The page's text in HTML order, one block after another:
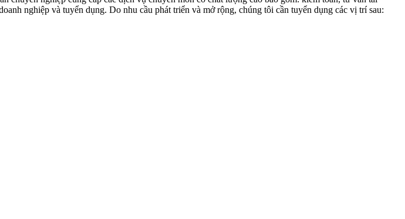
nghiệp và tuyển dụng. Do nhu cầu phát triển và mở rộng, chúng tôi cần tuyển dụng các vị trí sau: